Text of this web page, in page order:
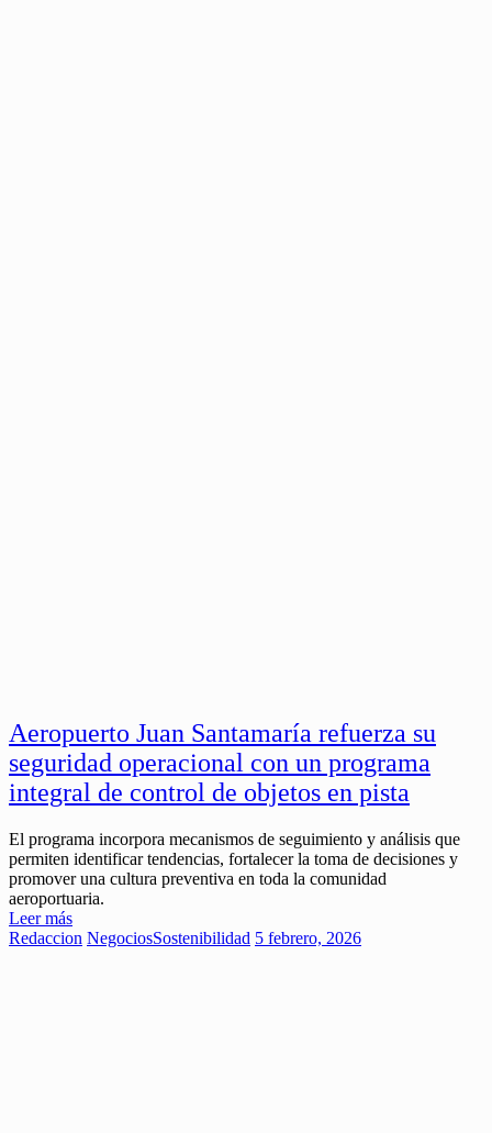
Aeropuerto Juan Santamaría refuerza su
seguridad operacional con un programa
integral de control de objetos en pista
El programa incorpora mecanismos de seguimiento y análisis que
permiten identificar tendencias, fortalecer la toma de decisiones y
promover una cultura preventiva en toda la comunidad
aeroportuaria.
Leer más
Redaccion NegociosSostenibilidad 5 febrero, 2026